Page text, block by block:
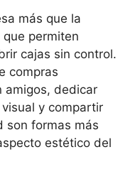
más que la
permiten
cajas sin control.
compras
amigos, dedicar
y compartir
son formas más
estético del